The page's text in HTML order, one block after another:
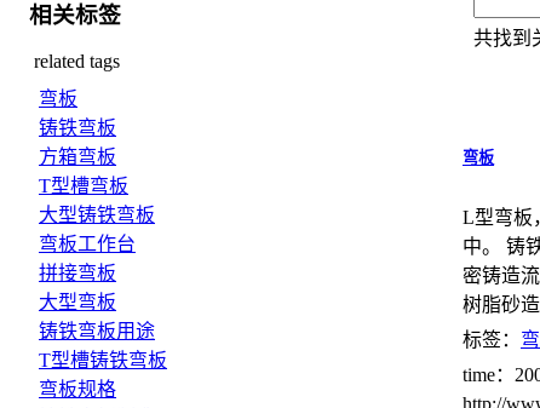
相关标签
related tags
弯板
铸铁弯板
方箱弯板
T型槽弯板
大型铸铁弯板
弯板工作台
拼接弯板
大型弯板
铸铁弯板用途
T型槽铸铁弯板
弯板规格
共找到
弯板
L型弯板
中。 铸
密铸造
树脂砂
标签：
time：
http://